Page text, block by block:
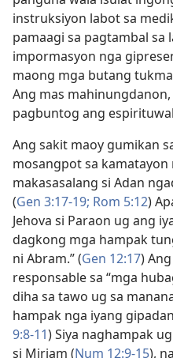
instruksiyon labot sa
pamaagi sa pagtambal sa
impormasyon nga
maong mga butang
Ang mas
pagbuntog ang
Ang sakit maoy gumikan
mosangpot sa kamatayon
makasasalang si Adan
(Gen 3:17-19; Rom 5:12)
Jehova si Paraon ug ang
dagkong mga hampak
ni Abram.” (Gen 12:17)
responsable sa “mga
diha sa tawo ug sa
hampak nga iyang
9:8-11) Siya naghampak
si Miriam (Num 12:9-15),